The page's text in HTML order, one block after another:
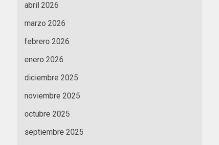
abril 2026
marzo 2026
febrero 2026
enero 2026
diciembre 2025
noviembre 2025
octubre 2025
septiembre 2025